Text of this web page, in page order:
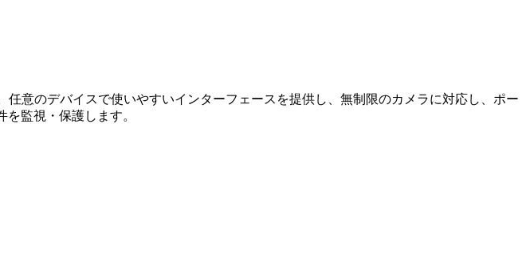
意のデバイスで使いやすいインターフェースを提供し、無制限のカメラに対応し、ポー
監視・保護します。